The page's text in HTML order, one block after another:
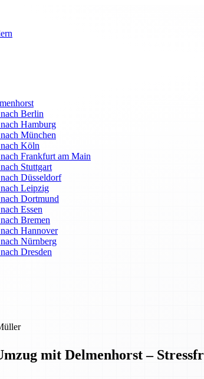
Berlin
Hamburg
München
Köln
Frankfurt am Main
Stuttgart
Düsseldorf
Leipzig
Dortmund
Essen
Bremen
Hannover
Nürnberg
Dresden
mit Delmenhorst –